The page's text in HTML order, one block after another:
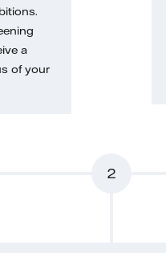
a
of your
2